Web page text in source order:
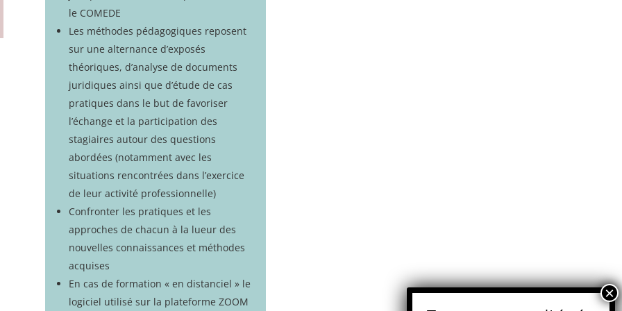
le COMEDE
Les méthodes pédagogiques reposent
sur une alternance d’exposés
théoriques, d’analyse de documents
juridiques ainsi que d’étude de cas
pratiques dans le but de favoriser
l’échange et la participation des
stagiaires autour des questions
abordées (notamment avec les
situations rencontrées dans l’exercice
de leur activité professionnelle)
Confronter les pratiques et les
approches de chacun à la lueur des
nouvelles connaissances et méthodes
acquises
En cas de formation « en distanciel » le
logiciel utilisé sur la plateforme ZOOM